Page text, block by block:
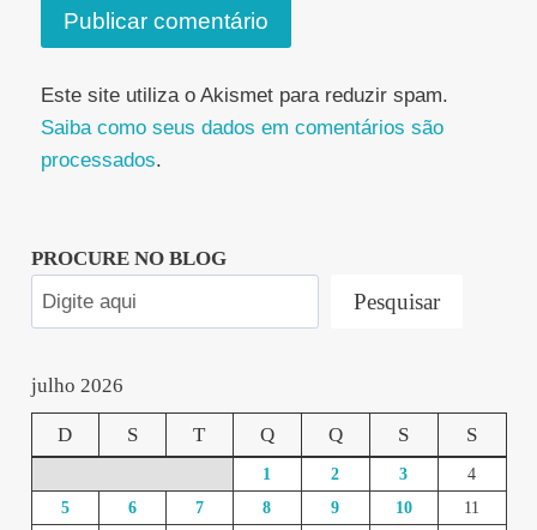
Este site utiliza o Akismet para reduzir spam.
Saiba como seus dados em comentários são
processados.
PROCURE NO BLOG
Pesquisar
julho 2026
D S T Q Q S S
1 2 3
4
5
6 7 8 9 10
11